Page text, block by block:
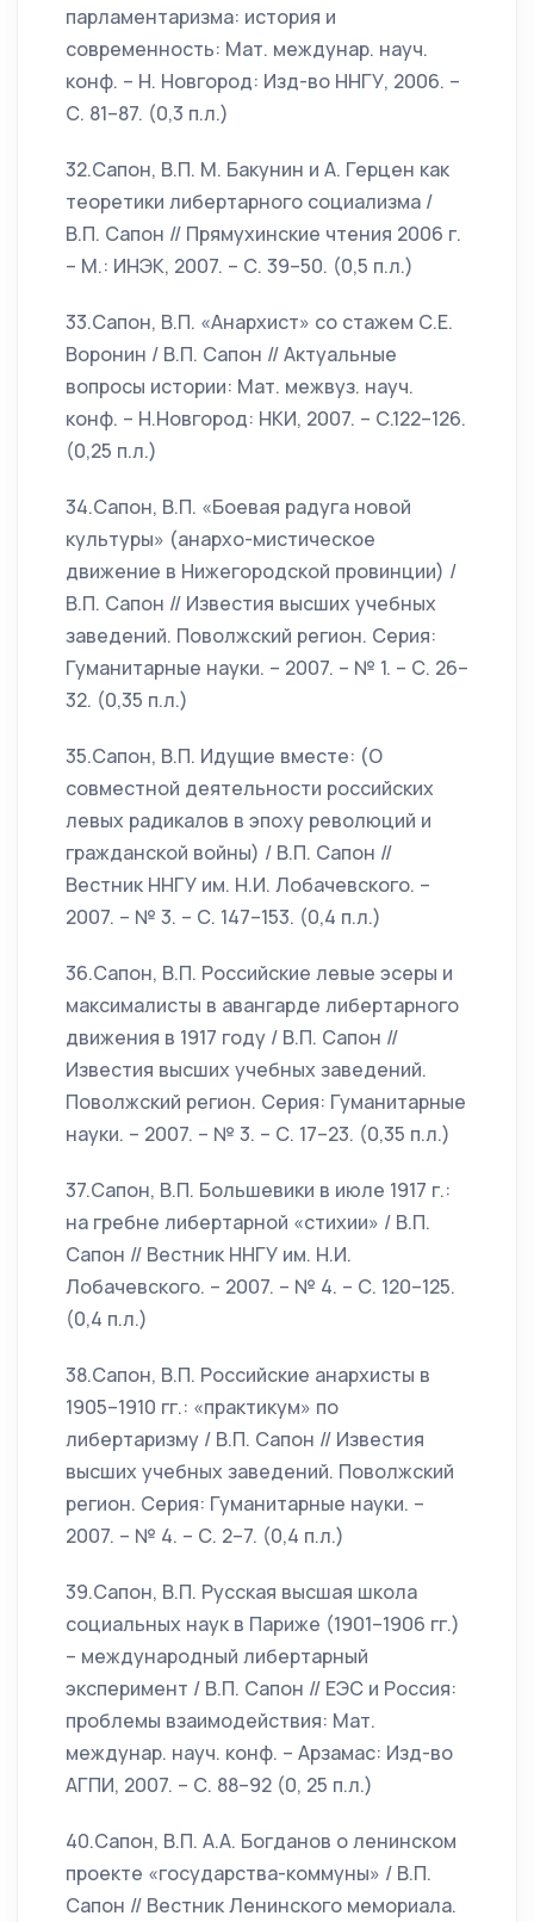
парламентаризма: история и
современность: Мат. междунар. науч.
конф. – Н. Новгород: Изд-во ННГУ, 2006. –
С. 81–87. (0,3 п.л.)
32.Сапон, В.П. М. Бакунин и А. Герцен как
теоретики либертарного социализма /
В.П. Сапон // Прямухинские чтения 2006 г.
– М.: ИНЭК, 2007. – С. 39–50. (0,5 п.л.)
33.Сапон, В.П. «Анархист» со стажем С.Е.
Воронин / В.П. Сапон // Актуальные
вопросы истории: Мат. межвуз. науч.
конф. – Н.Новгород: НКИ, 2007. – С.122–126.
(0,25 п.л.)
34.Сапон, В.П. «Боевая радуга новой
культуры» (анархо-мистическое
движение в Нижегородской провинции) /
В.П. Сапон // Известия высших учебных
заведений. Поволжский регион. Серия:
Гуманитарные науки. – 2007. – № 1. – С. 26–
32. (0,35 п.л.)
35.Сапон, В.П. Идущие вместе: (О
совместной деятельности российских
левых радикалов в эпоху революций и
гражданской войны) / В.П. Сапон //
Вестник ННГУ им. Н.И. Лобачевского. –
2007. – № 3. – С. 147–153. (0,4 п.л.)
36.Сапон, В.П. Российские левые эсеры и
максималисты в авангарде либертарного
движения в 1917 году / В.П. Сапон //
Известия высших учебных заведений.
Поволжский регион. Серия: Гуманитарные
науки. – 2007. – № 3. – С. 17–23. (0,35 п.л.)
37.Сапон, В.П. Большевики в июле 1917 г.:
на гребне либертарной «стихии» / В.П.
Сапон // Вестник ННГУ им. Н.И.
Лобачевского. – 2007. – № 4. – С. 120–125.
(0,4 п.л.)
38.Сапон, В.П. Российские анархисты в
1905–1910 гг.: «практикум» по
либертаризму / В.П. Сапон // Известия
высших учебных заведений. Поволжский
регион. Серия: Гуманитарные науки. –
2007. – № 4. – С. 2–7. (0,4 п.л.)
39.Сапон, В.П. Русская высшая школа
социальных наук в Париже (1901–1906 гг.)
– международный либертарный
эксперимент / В.П. Сапон // ЕЭС и Россия:
проблемы взаимодействия: Мат.
междунар. науч. конф. – Арзамас: Изд-во
АГПИ, 2007. – С. 88–92 (0, 25 п.л.)
40.Сапон, В.П. А.А. Богданов о ленинском
проекте «государства-коммуны» / В.П.
Сапон // Вестник Ленинского мемориала.